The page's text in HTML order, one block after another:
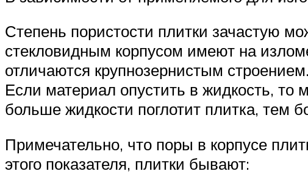
Степень пористости плитки зачастую
стекловидным корпусом имеют на
отличаются крупнозернистым
Если материал опустить в жидкость, то
больше жидкости поглотит плитка, тем
Примечательно, что поры в корпусе
этого показателя, плитки бывают: